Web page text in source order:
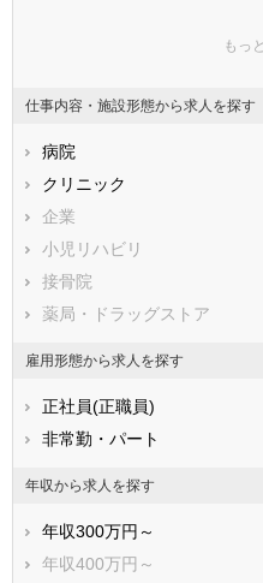
神奈
石川県
福井県
静岡県
滋賀県
兵庫県
鳥取県
広島県
香川県
愛媛県
鹿児島県
もっ
仕事内容・施設形態から求人を探す
病院
クリニック
企業
小児リハビリ
接骨院
薬局・ドラッグストア
雇用形態から求人を探す
正社員(正職員)
非常勤・パート
年収から求人を探す
年収300万円～
年収400万円～